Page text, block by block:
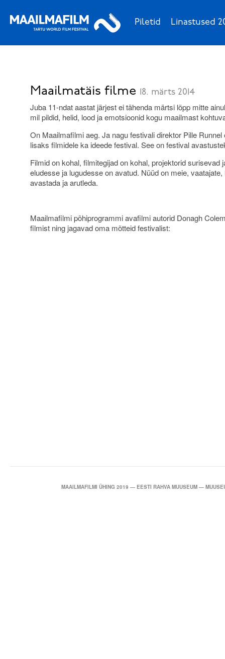
Piletid Linastused
Maailmatäis filme 18. märts 2014
Juba 11-ndat aastat järjest ei tähenda märtsi lõpp mitte
mil pildid, helid, lood ja emotsioonid kogu maailmast
On Maailmafilmi aeg. Ja nagu festivali direktor Pille
lisaks filmidele ka ideede festival. See on festival
Filmid on kohal, filmitegijad on kohal, projektorid surisevad
eludesse ja lugudesse on avatud. Nüüd on meie,
avastada ja arutleda.
Maailmafilmi põhiprogrammi avafilmi autorid Donagh
filmist ning jagavad oma mõtteid festivalist:
MAAILMAFILMI ÜHING 2019 — EESTI RAHVA MUUSEUM —